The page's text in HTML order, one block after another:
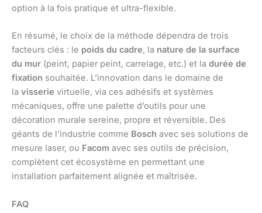
option à la fois pratique et ultra-flexible.
En résumé, le choix de la méthode dépendra de trois
facteurs clés : le poids du cadre, la nature de la surface
du mur (peint, papier peint, carrelage, etc.) et la durée de
fixation souhaitée. L’innovation dans le domaine de
la visserie virtuelle, via ces adhésifs et systèmes
mécaniques, offre une palette d’outils pour une
décoration murale sereine, propre et réversible. Des
géants de l’industrie comme Bosch avec ses solutions de
mesure laser, ou Facom avec ses outils de précision,
complètent cet écosystème en permettant une
installation parfaitement alignée et maîtrisée.
FAQ